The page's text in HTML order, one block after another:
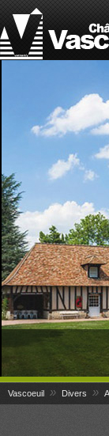
Vascoeuil » Divers »